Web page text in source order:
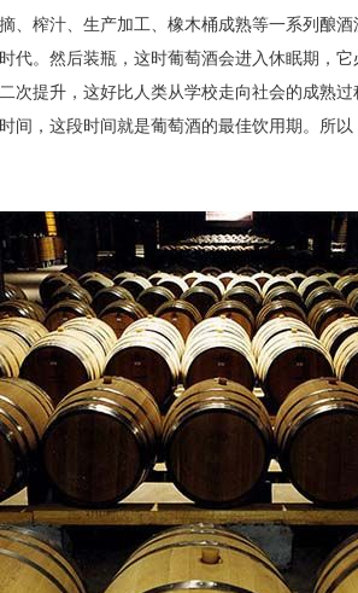
榨汁、生产加工、橡木桶成熟等一系列酿酒
代。然后装瓶，这时葡萄酒会进入休眠期，
次提升，这好比人类从学校走向社会的成熟
间，这段时间就是葡萄酒的最佳饮用期。所